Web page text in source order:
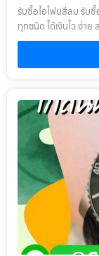
รับซื้อไอโฟนสีลม รับซื้
ทุกชนิด ได้เงินไว ง่าย
ซื้อไอโฟนสีลม ให้บริก
ฝากสินค้าไอที และ ข
กล้องถ่ายรูป สินค้าแบ
ให้บริการ1. แจ้งควา
จำนำ โดยแจ้งรุ่นสินค้
ที่นัดพบ : โดยผู้จำนำ
สำเนา เพื่อยืนยันกา
เงินสดทันที : ระยะเว
อัตราดอกเบี้ยต่อปีไม่
มีค่าบริการ 5 บาท/วั
จำนำสินค้า) อัตราดอ
บริการ และค่าธรรมเ
เงื่อนไขการรับจำนำ
ต้องเป็นเจ้าของสินค้า